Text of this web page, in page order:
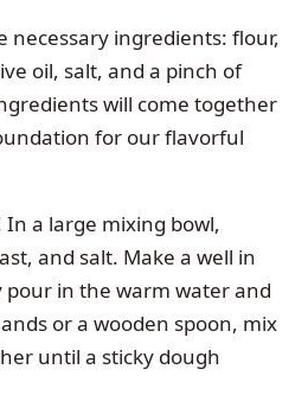
necessary ingredients: flour,
oil, salt, and a pinch of
will come together
for our flavorful
In a large mixing bowl,
and salt. Make a well in
in the warm water and
or a wooden spoon, mix
until a sticky dough